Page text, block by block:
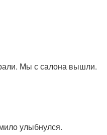
Мы с салона вышли.
улыбнулся.